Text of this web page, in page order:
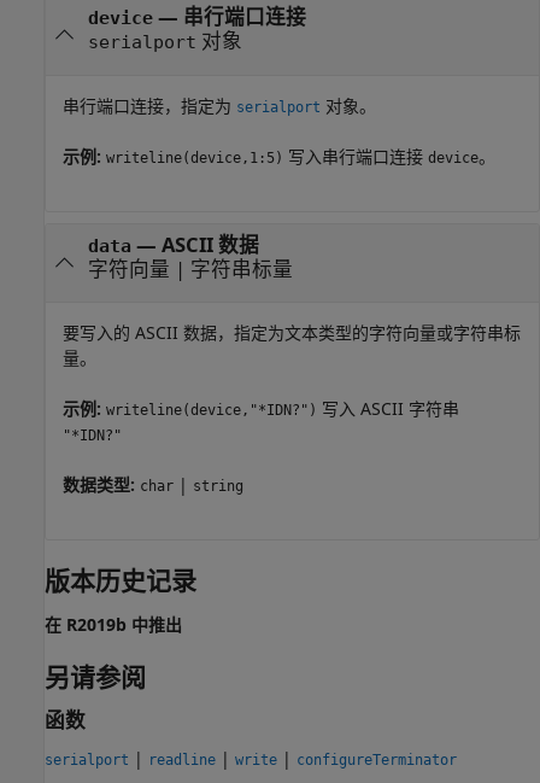
device— 串行端口连接
serialport 对象
串行端口连接，指定为 serialport 对象。
示例: writeline(device,1:5) 写入串行端口连接 device。
data — ASCII 数据
字符向量 | 字符串标量
要写入的 ASCII 数据，指定为文本类型的字符向量或字符串标
量。
示例: writeline(device,"*IDN?") 写入 ASCII 字符串
"*IDN?"
数据类型: char | string
版本历史记录
在 R2019b 中推出
另请参阅
函数
serialport | readline | write | configureTerminator